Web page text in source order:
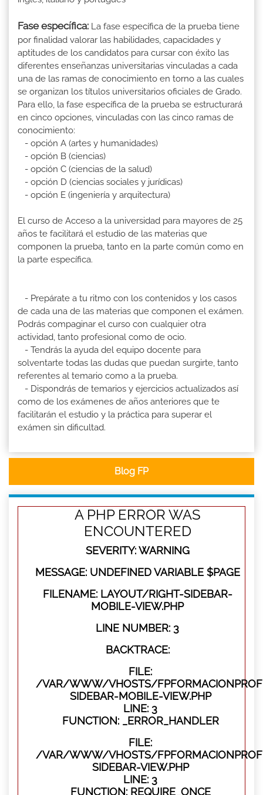
Fase específica: La fase específica de la prueba tiene
por finalidad valorar las habilidades, capacidades y
aptitudes de los candidatos para cursar con éxito las
diferentes enseñanzas universitarias vinculadas a cada
una de las ramas de conocimiento en torno a las cuales
se organizan los títulos universitarios oficiales de Grado.
Para ello, la fase específica de la prueba se estructurará
en cinco opciones, vinculadas con las cinco ramas de
conocimiento:
- opción A (artes y humanidades)
- opción B (ciencias)
- opción C (ciencias de la salud)
- opción D (ciencias sociales y jurídicas)
- opción E (ingeniería y arquitectura)
El curso de Acceso a la universidad para mayores de 25
años te facilitará el estudio de las materias que
componen la prueba, tanto en la parte común como en
la parte específica.
- Prepárate a tu ritmo con los contenidos y los casos
de cada una de las materias que componen el exámen.
Podrás compaginar el curso con cualquier otra
actividad, tanto profesional como de ocio.
- Tendrás la ayuda del equipo docente para
solventarte todas las dudas que puedan surgirte, tanto
referentes al temario como a la prueba.
- Dispondrás de temarios y ejercicios actualizados así
como de los exámenes de años anteriores que te
facilitarán el estudio y la práctica para superar el
exámen sin dificultad.
Blog FP
A PHP ERROR WAS
ENCOUNTERED
SEVERITY: WARNING
MESSAGE: UNDEFINED VARIABLE $PAGE
FILENAME: LAYOUT/RIGHT-SIDEBAR-
MOBILE-VIEW.PHP
LINE NUMBER: 3
BACKTRACE:
FILE:
/VAR/WWW/VHOSTS/
SIDEBAR-MOBILE-VIEW.PHP
LINE: 3
FUNCTION: _ERROR_HANDLER
FILE:
/VAR/WWW/VHOSTS/
SIDEBAR-VIEW.PHP
LINE: 3
FUNCTION: REQUIRE_ONCE